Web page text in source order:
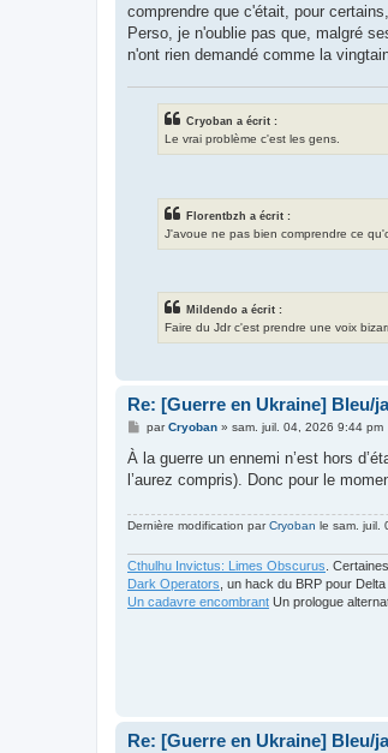
a
g
comprendre que c'était, pour
Perso, je n'oublie pas que, malgré
n'ont rien demandé comme la
Cryoban a écrit :
Le vrai problème c'est les gens.
Florentbzh a écrit :
J'avoue ne pas bien comprendre ce
Mildendo a écrit :
Faire du Jdr c'est prendre une voix
Re: [Guerre en Ukraine] Bleu/
M
s
a
e
parCryoban» sam. juil. 04, 2026 9:44 pm
À la guerre un ennemi n’est hors
l’aurez compris). Donc pour le
Dernière modification parCryoban le sam. juil.
Cthulhu Invictus: Limes Obscurus .
Dark Operators , un hack du BRP pour
Un cadavre encombrant Un prologue
Re: [Guerre en Ukraine] Bleu/